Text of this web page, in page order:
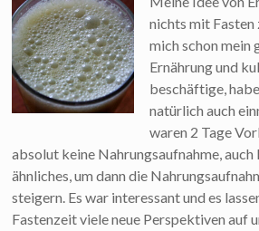
nichts mit Fasten
mich schon mein
Ernährung und
beschäftige,
natürlich auch
waren 2 Tage
absolut keine Nahrungsaufnahme, auch
ähnliches, um dann die
steigern. Es war interessant und es
Fastenzeit viele neue Perspektiven auf